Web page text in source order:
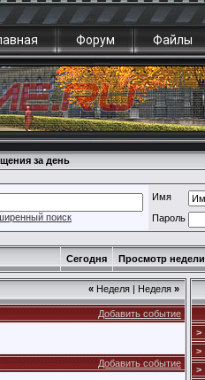
Форум Файлы
за день
поиск
Имя
Пароль
Сегодня Просмотр недели
« Неделя | Неделя »
Добавить событие
Добавить событие
>
>
>